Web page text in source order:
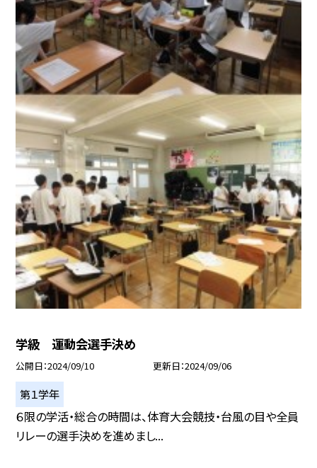
学級 運動会選手決め
公開日 2024/09/10 更新日 2024/09/06
第１学年
６限の学活・総合の時間は、体育大会競技・台風の目や全員
リレーの選手決めを進めまし...